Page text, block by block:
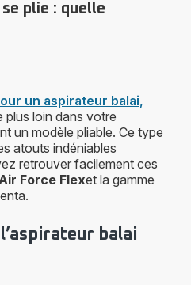
plie : quelle
un aspirateur balai,
loin dans votre
un modèle pliable. Ce type
atouts indéniables
retrouver facilement ces
Force Flexet la gamme
balai